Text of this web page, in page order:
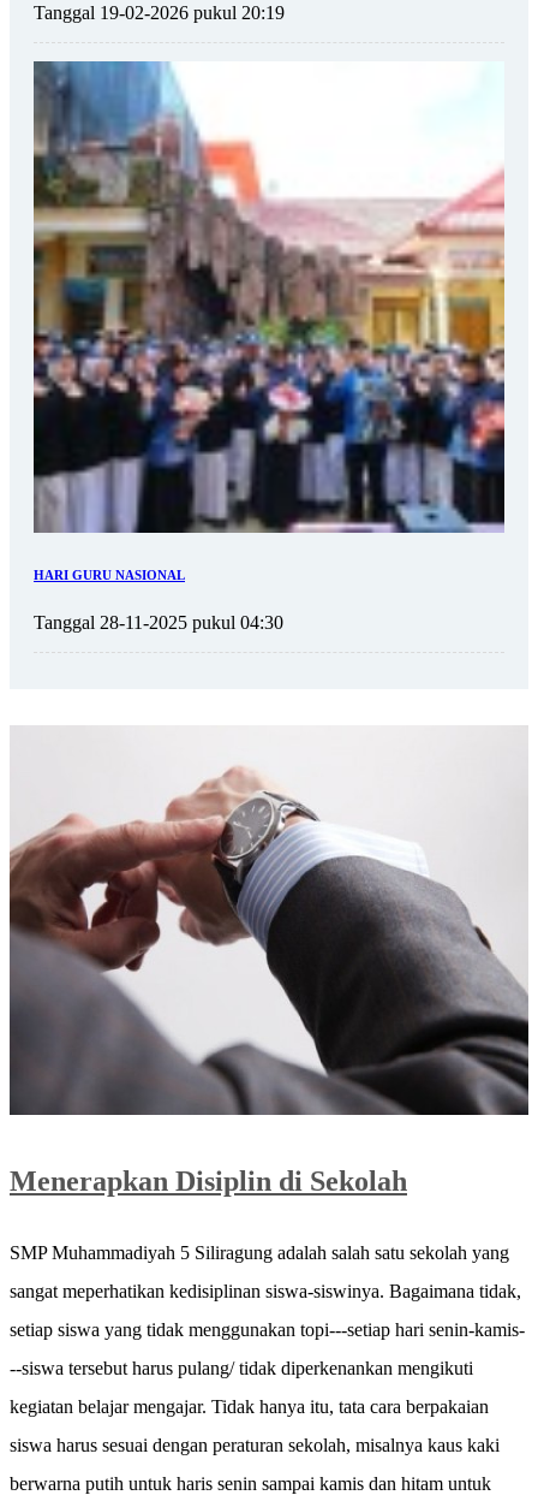
Tanggal 19-02-2026 pukul 20:19
HARI GURU NASIONAL
Tanggal 28-11-2025 pukul 04:30
Menerapkan Disiplin di Sekolah
SMP Muhammadiyah 5 Siliragung adalah salah satu sekolah yang
sangat meperhatikan kedisiplinan siswa-siswinya. Bagaimana tidak,
setiap siswa yang tidak menggunakan topi---setiap hari senin-kamis-
--siswa tersebut harus pulang/ tidak diperkenankan mengikuti
kegiatan belajar mengajar. Tidak hanya itu, tata cara berpakaian
siswa harus sesuai dengan peraturan sekolah, misalnya kaus kaki
berwarna putih untuk haris senin sampai kamis dan hitam untuk